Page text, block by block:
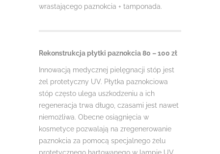
wrastającego paznokcia + tamponada.
Rekonstrukcja płytki paznokcia 80 – 100 zł
Innowacją medycznej pielęgnacji stóp jest
żel protetyczny UV. Płytka paznokciowa
stóp często ulega uszkodzeniu a ich
regeneracja trwa długo, czasami jest nawet
niemożliwa. Obecne osiągnięcia w
kosmetyce pozwalają na zregenerowanie
paznokcia za pomocą specjalnego żelu